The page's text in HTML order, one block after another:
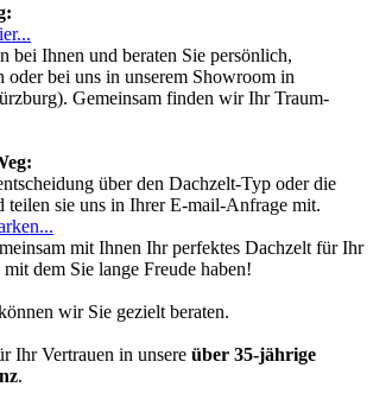
bei Ihnen und beraten Sie persönlich,
oder bei uns in unserem Showroom in
Gemeinsam finden wir Ihr Traum-
über den Dachzelt-Typ oder die
teilen sie uns in Ihrer E-mail-Anfrage mit.
mit Ihnen Ihr perfektes Dachzelt für Ihr
dem Sie lange Freude haben!
wir Sie gezielt beraten.
Ihr Vertrauen in unsere über 35-jährige
.